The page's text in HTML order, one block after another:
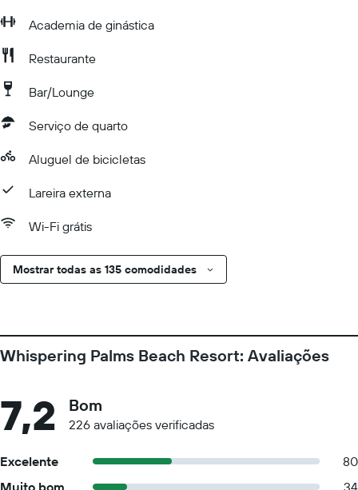
Academia de ginástica
Restaurante
Bar/Lounge
Serviço de quarto
Aluguel de bicicletas
Lareira externa
Wi-Fi grátis
Mostrar todas as 135 comodidades
Whispering Palms Beach Resort: Avaliações
7,2 Bom
226 avaliações verificadas
Excelente
80
Muito bom
34